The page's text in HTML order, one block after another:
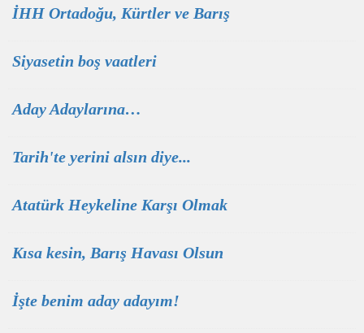
İHH Ortadoğu, Kürtler ve Barış
Siyasetin boş vaatleri
Aday Adaylarına…
Tarih'te yerini alsın diye...
Atatürk Heykeline Karşı Olmak
Kısa kesin, Barış Havası Olsun
İşte benim aday adayım!